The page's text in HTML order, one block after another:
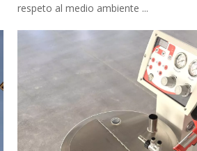
respeto al medio ambiente ...